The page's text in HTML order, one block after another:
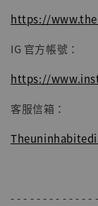
https://
IG 官方帳號：
https://
客服信箱：
- - - - - - - - - - - - -